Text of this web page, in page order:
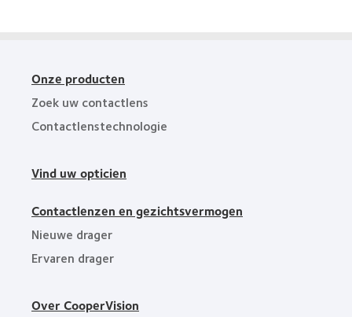
Onze producten
Zoek uw contactlens
Contactlenstechnologie
Vind uw opticien
Contactlenzen en gezichtsvermogen
Nieuwe drager
Ervaren drager
Over CooperVision